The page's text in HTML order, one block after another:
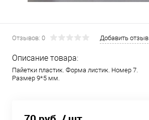
Отзывов: 0 Добавить отзыв
Описание товара:
Пайетки пластик. Форма листик. Номер 7.
Размер 9*5 мм.